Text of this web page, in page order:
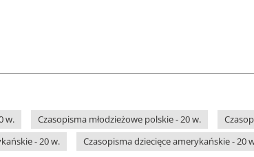
w.
Czasopisma młodzieżowe polskie - 20 w.
- 20 w.
Czasopisma dziecięce amerykańskie - 20